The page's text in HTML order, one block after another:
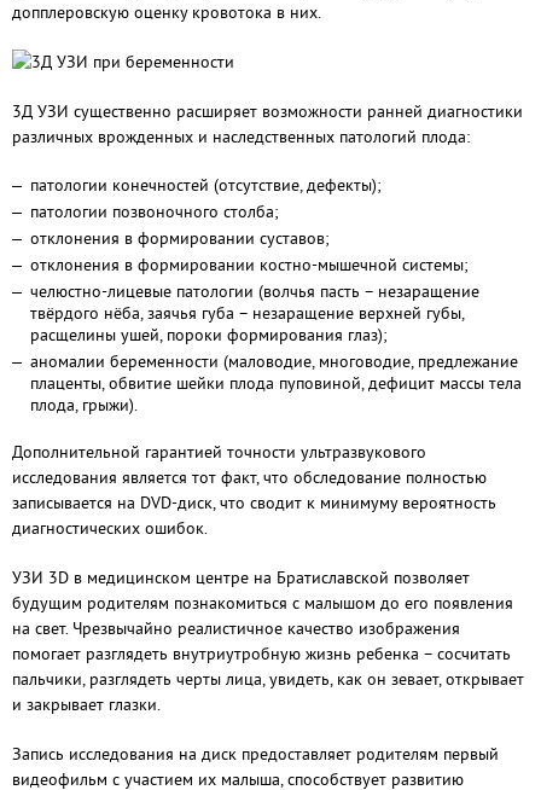
допплеровскую оценку кровотока в них.
3Д УЗИ существенно расширяет возможности ранней диагностики
различных врожденных и наследственных патологий плода:
патологии конечностей (отсутствие, дефекты);
патологии позвоночного столба;
отклонения в формировании суставов;
отклонения в формировании костно-мышечной системы;
челюстно-лицевые патологии (волчья пасть – незаращение
твёрдого нёба, заячья губа – незаращение верхней губы,
расщелины ушей, пороки формирования глаз);
аномалии беременности (маловодие, многоводие, предлежание
плаценты, обвитие шейки плода пуповиной, дефицит массы тела
плода, грыжи).
Дополнительной гарантией точности ультразвукового
исследования является тот факт, что обследование полностью
записывается на DVD-диск, что сводит к минимуму вероятность
диагностических ошибок.
УЗИ 3D в медицинском центре на Братиславской позволяет
будущим родителям познакомиться с малышом до его появления
на свет. Чрезвычайно реалистичное качество изображения
помогает разглядеть внутриутробную жизнь ребенка – сосчитать
пальчики, разглядеть черты лица, увидеть, как он зевает, открывает
и закрывает глазки.
Запись исследования на диск предоставляет родителям первый
видеофильм с участием их малыша, способствует развитию